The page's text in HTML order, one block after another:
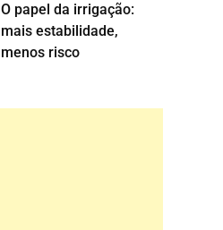
O papel da irrigação:
mais estabilidade,
menos risco